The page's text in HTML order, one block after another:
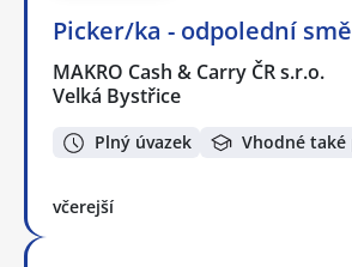
Picker/ka - odpolední
MAKRO Cash & Carry ČR s.r.o.
Velká Bystřice
Plný úvazek Vhodné
včerejší